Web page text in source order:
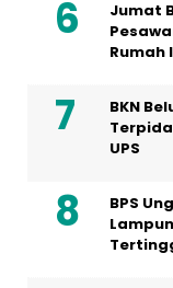
Jumat
Rumah
BKN
UPS
BPS